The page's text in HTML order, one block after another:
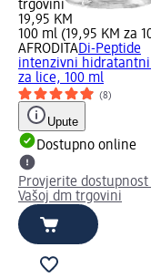
trgovini
19,95 KM
100 ml (19,95 KM za
AFRODITADi-Peptide
intenzivni
za lice, 100 ml
(8)
Upute
Dostupno online
Provjerite dostupnost
Vašoj dm trgovini